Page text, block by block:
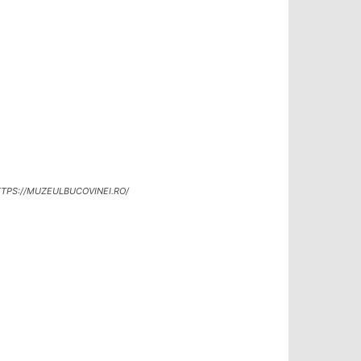
MUZEULBUCOVINEI.RO/